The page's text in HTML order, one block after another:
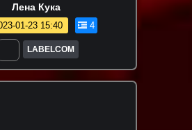
Лена Кука
01-23 15:40 4
LABELCOM